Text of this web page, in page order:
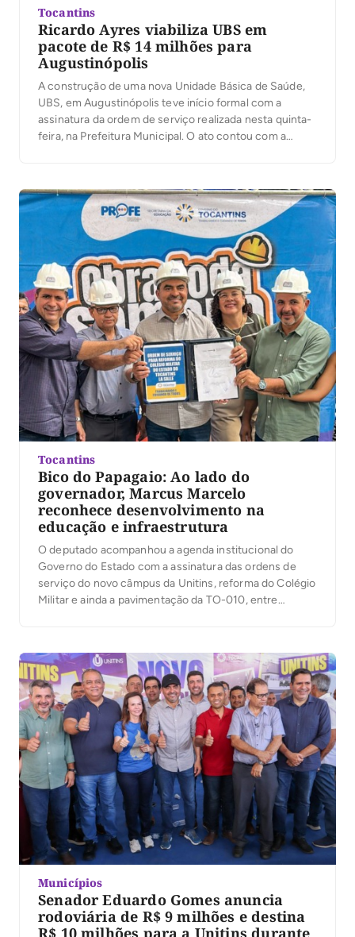
Tocantins
Ricardo Ayres viabiliza UBS em
pacote de R$ 14 milhões para
Augustinópolis
A construção de uma nova Unidade Básica de Saúde,
UBS, em Augustinópolis teve início formal com a
assinatura da ordem de serviço realizada nesta quinta-
feira, na Prefeitura Municipal. O ato contou com a
Toinho da Prefeitura e Solange do Donizete, além […]
Tocantins
Bico do Papagaio: Ao lado do
governador, Marcus Marcelo
reconhece desenvolvimento na
educação e infraestrutura
O deputado acompanhou a agenda institucional do
Governo do Estado com a assinatura das ordens de
serviço do novo câmpus da Unitins, reforma do Colégio
Militar e ainda a pavimentação da TO-010, entre
Municípios
Senador Eduardo Gomes anuncia
rodoviária de R$ 9 milhões e destina
R$ 10 milhões para a Unitins durante